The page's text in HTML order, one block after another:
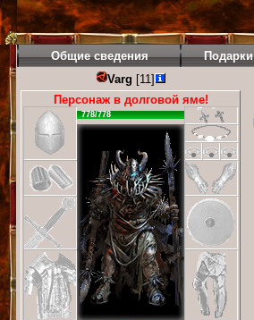
Общие сведения Подарки
Varg [11]
Персонаж в долговой яме!
778/778